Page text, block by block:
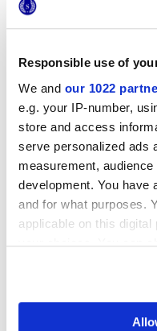
Responsible use of
We and our 1022
e.g. your IP-number,
store and access
serve personalized ads
measurement,
development. You have
and for what purposes.
applicable on this
your choices. You can
If you allow, we would
Colecciones de